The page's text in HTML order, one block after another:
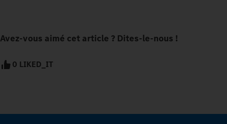
Avez-vous aimé cet article ? Dites-le-nous !
0 LIKED_IT